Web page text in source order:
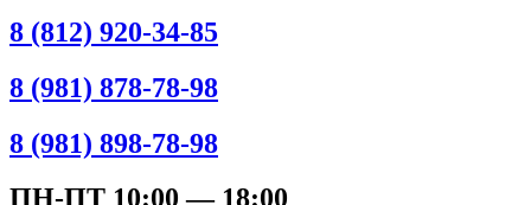
8 (812) 920-34-85
8 (981) 878-78-98
8 (981) 898-78-98
ПН-ПТ 10:00 — 18:00